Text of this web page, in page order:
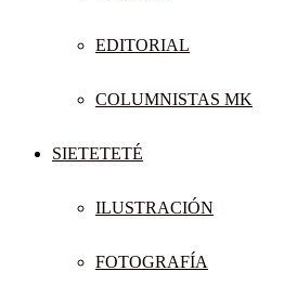
EDITORIAL
COLUMNISTAS MK
SIETETETÉ
ILUSTRACIÓN
FOTOGRAFÍA